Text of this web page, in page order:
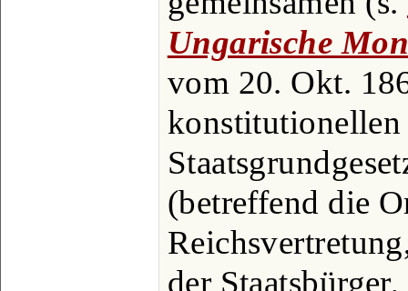
Ungarische
vom 20. Okt.
(betreffend die
der